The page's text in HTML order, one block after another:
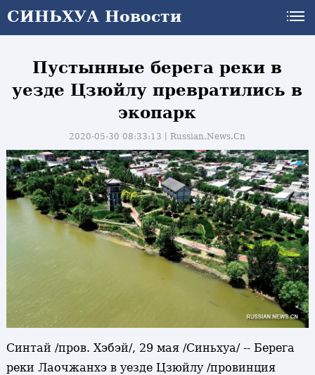
СИНЬХУА Новости
Пустынные берега реки в
уезде Цзюйлу превратились в
экопарк
2020-05-30 08:33:13丨Russian.News.Cn
Синтай /пров. Хэбэй/, 29 мая /Синьхуа/ -- Берега
реки Лаочжанхэ в уезде Цзюйлу /провинция